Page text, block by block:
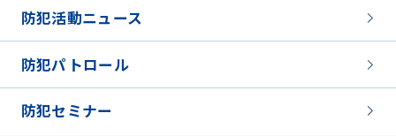
防犯活動ニュース
防犯パトロール
防犯セミナー